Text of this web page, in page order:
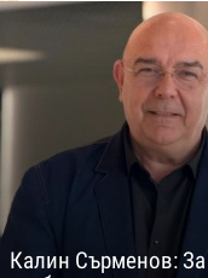
Калин Сърменов: